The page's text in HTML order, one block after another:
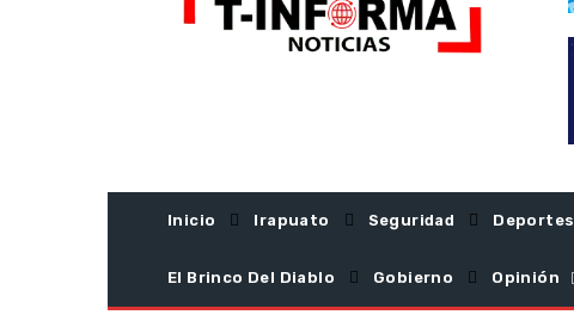
Inicio Irapuato Seguridad Deportes
El Brinco Del Diablo Gobierno Opinión